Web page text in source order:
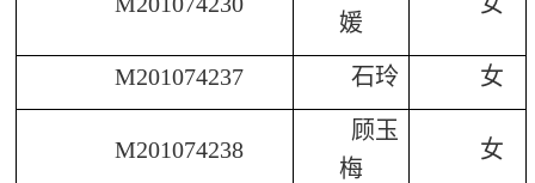
媛
M201074237 石玲 女
M201074238
顾玉
梅
女